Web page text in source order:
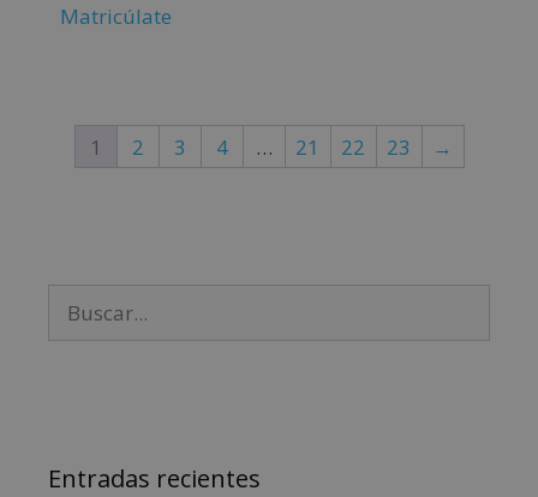
Matricúlate
1 2 3 4 … 21 22 23 →
Entradas recientes